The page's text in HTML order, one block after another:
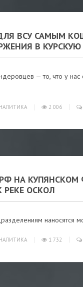
ВСУ САМЫМ
В КУРСКУЮ
— то, что у
2 006
НА КУПЯНСКОМ
ОСКОЛ
наносятся
1 732